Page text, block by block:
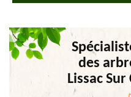
des
Lissac